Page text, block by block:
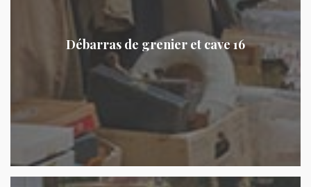
Débarras de grenier et cave 16